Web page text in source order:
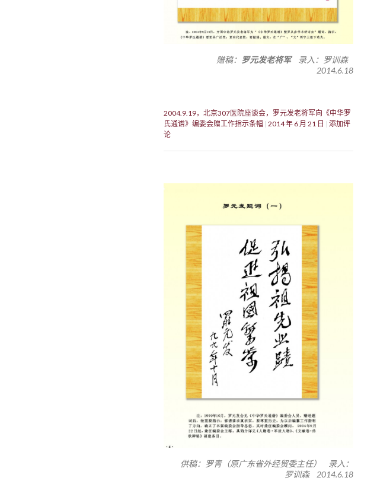
赠稿： 罗元发老将军录入：罗训森
2014.6.18
2004.9.19，北京307医院座谈会，罗元发老将军向《中华罗
氏通谱》编委会赠工作指示条幅 2014 年 6 月 21 日
添加评
论
供稿：罗青（原广东省外经贸委主任） 录入：
罗训森 2014.6.18